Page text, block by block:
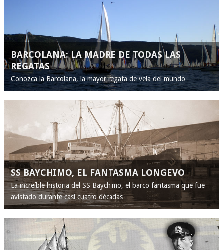
BARCOLANA: LA MADRE DE TODAS LAS
REGATAS
Conozca la Barcolana, la mayor regata de vela del mundo
SS BAYCHIMO, EL FANTASMA LONGEVO
La increíble historia del SS Baychimo, el barco fantasma que fue
avistado durante casi cuatro décadas